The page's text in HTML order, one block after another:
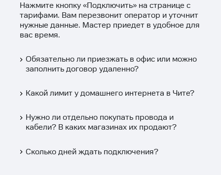
Нажмите кнопку «Подключить» на странице с
тарифами. Вам перезвонит оператор и уточнит
нужные данные. Мастер приедет в удобное для
вас время.
Обязательно ли приезжать в офис или можно
заполнить договор удаленно?
Какой лимит у домашнего интернета в Чите?
Нужно ли отдельно покупать провода и
кабели? В каких магазинах их продают?
Сколько дней ждать подключения?